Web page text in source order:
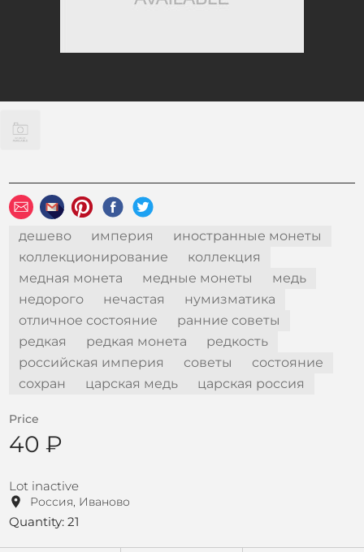
дешево империя
иностранные монеты
коллекционирование
коллекция
медная монета
медные монеты
медь
недорого
нечастая
нумизматика
отличное состояние
ранние советы
редкая
редкая монета
редкость
российская империя
советы
состояние
сохран
царская медь царская россия
Price
40 ₽
Lot inactive
Россия, Иваново
Quantity: 21